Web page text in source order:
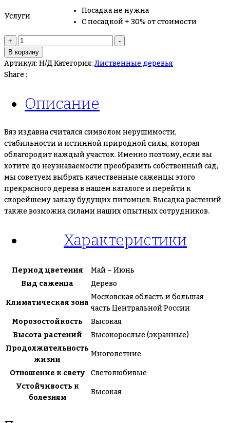
Услуги
Посадка не нужна
С посадкой + 30% от стоимости
+
Количество
товара
Вяз
-
В корзину
Артикул: Н/ДКатегория: Лиственные деревья
Share :
Описание
Вяз издавна считался символом нерушимости,
стабильности и истинной природной силы, которая
облагородит каждый участок. Именно поэтому, если вы
хотите до неузнаваемости преобразить собственный сад,
мы советуем выбрать качественные саженцы этого
прекрасного дерева в нашем каталоге и перейти к
скорейшему заказу будущих питомцев. Высадка растений
также возможна силами наших опытных сотрудников.
Характеристики
Период цветения
Май – Июнь
Вид саженца
Дерево
Климатическая зона
Московская область и большая
часть Центральной России
Морозостойкость
Высокая
Высота растений
Высокорослые (экранные)
Продолжительность
жизни
Многолетние
Отношение к свету
Светолюбивые
Устойчивость к
болезням
Высокая